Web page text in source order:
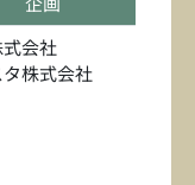
会社
株式会社